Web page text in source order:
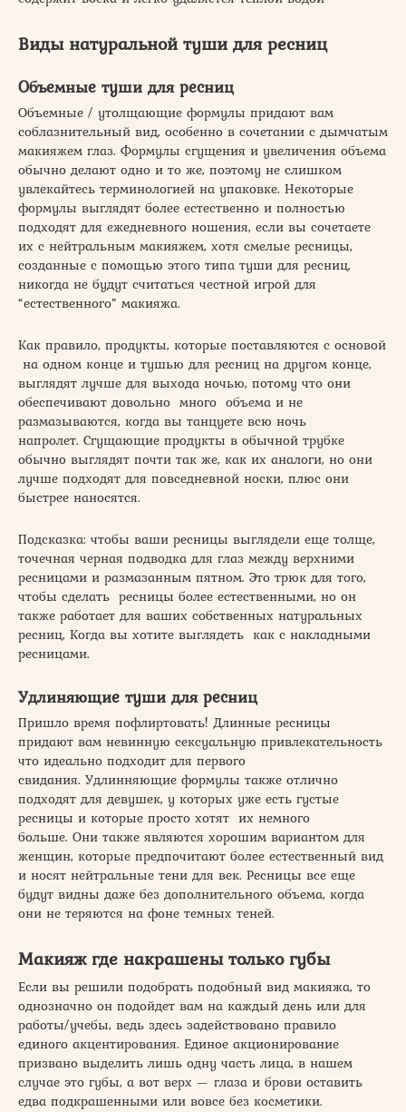
Виды натуральной туши для ресниц
Объемные туши для ресниц
Объемные / утолщающие формулы придают вам
соблазнительный вид, особенно в сочетании с дымчатым
макияжем глаз. Формулы сгущения и увеличения объема
обычно делают одно и то же, поэтому не слишком
увлекайтесь терминологией на упаковке. Некоторые
формулы выглядят более естественно и полностью
подходят для ежедневного ношения, если вы сочетаете
их с нейтральным макияжем, хотя смелые ресницы,
созданные с помощью этого типа туши для ресниц,
никогда не будут считаться честной игрой для
“естественного” макияжа.
Как правило, продукты, которые поставляются с основой
на одном конце и тушью для ресниц на другом конце,
выглядят лучше для выхода ночью, потому что они
обеспечивают довольно много объема и не
размазываются, когда вы танцуете всю ночь
напролет. Сгущающие продукты в обычной трубке
обычно выглядят почти так же, как их аналоги, но они
лучше подходят для повседневной носки, плюс они
быстрее наносятся.
Подсказка: чтобы ваши ресницы выглядели еще толще,
точечная черная подводка для глаз между верхними
ресницами и размазанным пятном. Это трюк для того,
чтобы сделать ресницы более естественными, но он
также работает для ваших собственных натуральных
ресниц, Когда вы хотите выглядеть как с накладными
ресницами.
Удлиняющие туши для ресниц
Пришло время пофлиртовать! Длинные ресницы
придают вам невинную сексуальную привлекательность
что идеально подходит для первого
свидания. Удлинняющие формулы также отлично
подходят для девушек, у которых уже есть густые
ресницы и которые просто хотят их немного
больше. Они также являются хорошим вариантом для
женщин, которые предпочитают более естественный вид
и носят нейтральные тени для век. Ресницы все еще
будут видны даже без дополнительного объема, когда
они не теряются на фоне темных теней.
Макияж где накрашены только губы
Если вы решили подобрать подобный вид макияжа, то
однозначно он подойдет вам на каждый день или для
работы/учебы, ведь здесь задействовано правило
единого акцентирования. Единое акционирование
призвано выделить лишь одну часть лица, в нашем
случае это губы, а вот верх — глаза и брови оставить
едва подкрашенными или вовсе без косметики.